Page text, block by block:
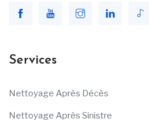
Services
Nettoyage Après Décès
Nettoyage Après Sinistre